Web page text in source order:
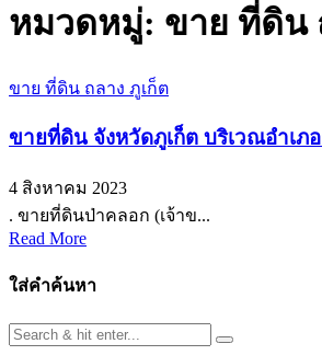
หมวดหมู่: ขาย ที่ดิน
ขาย ที่ดิน ถลาง ภูเก็ต
ขายที่ดิน จังหวัดภูเก็ต บริเวณอำเภ
4 สิงหาคม 2023
. ขายที่ดินป่าคลอก (เจ้าข...
Read More
ใส่คำค้นหา